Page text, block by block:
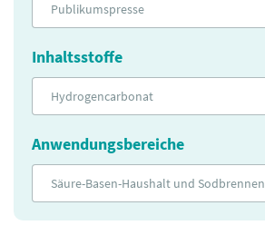
Publikumspresse
Inhaltsstoffe
Hydrogencarbonat
Anwendungsbereiche
Säure-Basen-Haushalt und Sodbrennen